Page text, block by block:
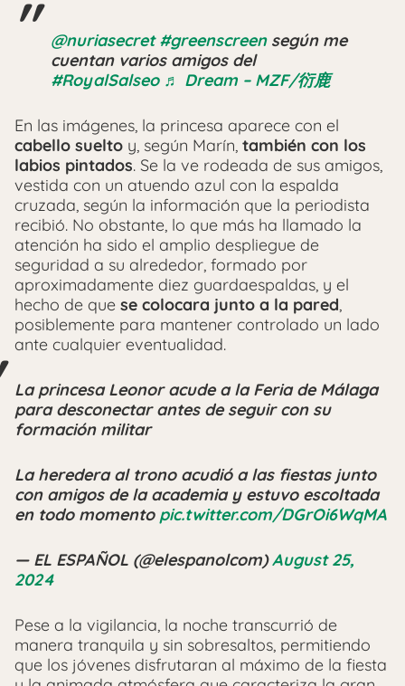
@nuriasecret #greenscreensegún me
cuentan varios amigos del
#RoyalSalseo ♬ Dream – MZF/衍鹿
En las imágenes, la princesa aparece con el
cabello suelto y, según Marín, también con los
labios pintados. Se la ve rodeada de sus amigos,
vestida con un atuendo azul con la espalda
cruzada, según la información que la periodista
recibió. No obstante, lo que más ha llamado la
atención ha sido el amplio despliegue de
seguridad a su alrededor, formado por
aproximadamente diez guardaespaldas, y el
hecho de que se colocara junto a la pared,
posiblemente para mantener controlado un lado
ante cualquier eventualidad.
La princesa Leonor acude a la Feria de Málaga
para desconectar antes de seguir con su
formación militar
La heredera al trono acudió a las fiestas junto
con amigos de la academia y estuvo escoltada
en todo momento pic.twitter.com/DGrOi6WqMA
— EL ESPAÑOL (@elespanolcom)August 25,
2024
Pese a la vigilancia, la noche transcurrió de
manera tranquila y sin sobresaltos, permitiendo
que los jóvenes disfrutaran al máximo de la fiesta